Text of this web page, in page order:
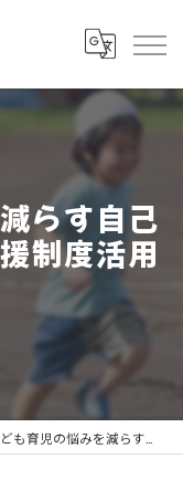
らす自己
制度活用
育児の悩みを減らす自己肯定感の高め方と支援制度活用法